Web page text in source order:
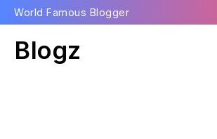
World Famous Blogger
Blogz